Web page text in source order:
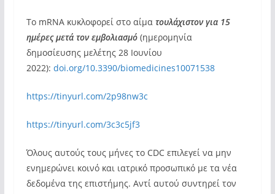
Το mRNA κυκλοφορεί στο αίμα τουλάχιστον για 15
ημέρες μετά τον εμβολιασμό(ημερομηνία
δημοσίευσης μελέτης 28 Ιουνίου
2022): doi.org/10.3390/biomedicines10071538
https://tinyurl.com/2p98nw3c
https://tinyurl.com/3c3c5jf3
Όλους αυτούς τους μήνες το CDC επιλεγεί να μην
ενημερώνει κοινό και ιατρικό προσωπικό με τα νέα
δεδομένα της επιστήμης. Αντί αυτού συντηρεί τον